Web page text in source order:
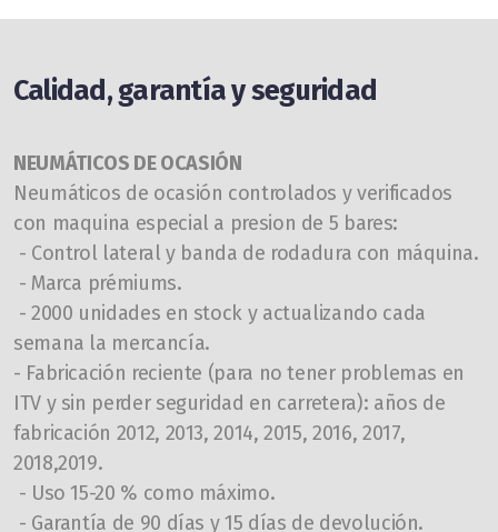
Calidad, garantía y seguridad
NEUMÁTICOS DE OCASIÓN
Neumáticos de ocasión controlados y verificados
con maquina especial a presion de 5 bares:
- Control lateral y banda de rodadura con máquina.
- Marca prémiums.
- 2000 unidades en stock y actualizando cada
semana la mercancía.
- Fabricación reciente (para no tener problemas en
ITV y sin perder seguridad en carretera): años de
fabricación 2012, 2013, 2014, 2015, 2016, 2017,
2018,2019.
- Uso 15-20 % como máximo.
- Garantía de 90 días y 15 días de devolución.